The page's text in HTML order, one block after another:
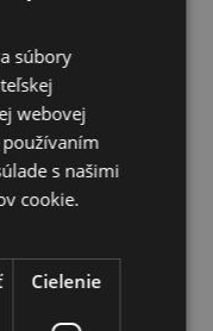
carmine
súbory
webovej
s našimi
cookie.
Cielenie